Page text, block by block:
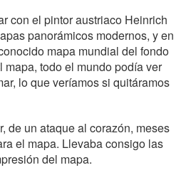
con el pintor austriaco Heinrich
panorámicos modernos, y en
mapa mundial del fondo
mapa, todo el mundo podía ver
lo que veríamos si quitáramos
de un ataque al corazón, meses
el mapa. Llevaba consigo las
del mapa.